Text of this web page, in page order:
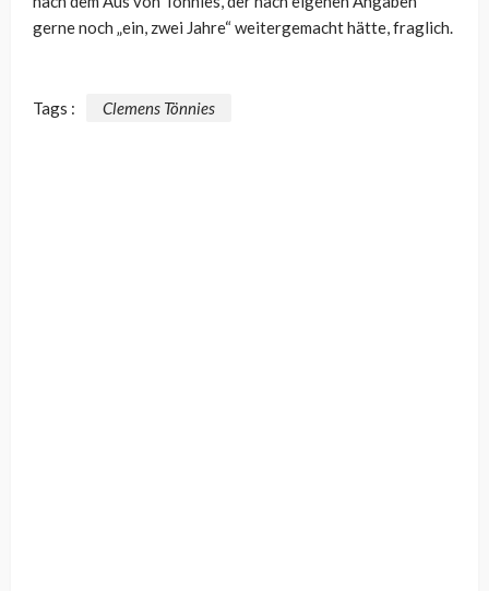
gerne noch „ein, zwei Jahre“ weitergemacht hätte, fraglich.
Tags : Clemens Tönnies